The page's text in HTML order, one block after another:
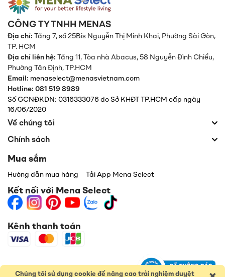
Chúng tôi sử dụng cookie để nâng cao trải nghiệm duyệt
CÔNG TY TNHH MENAS
Địa chỉ:Tầng 7, số 25Bis Nguyễn Thị Minh Khai, Phường Sài Gòn,
TP. HCM
Địa chỉ liên hệ:Tầng 11, Tòa nhà Abacus, 58 Nguyễn Đình Chiểu,
Phường Tân Định,TP.HCM
Email: menaselect@menasvietnam.com
Hotline: 081 519 8989
Số GCNĐKDN: 0316333076 do Sở KHĐT TP.HCM cấp ngày
16/06/2020
Về chúng tôi
Chính sách
Mua sắm
Hướng dẫn mua hàng Tải App Mena Select
Kết nối với Mena Select
Kênh thanh toán